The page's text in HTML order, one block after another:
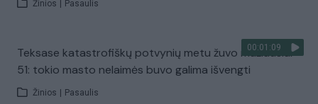
Žinios Pasaulis
00:01:09
Teksase katastrofiškų potvynių metu žuvo mažiausiai
51: tokio masto nelaimės buvo galima išvengti
Žinios Pasaulis